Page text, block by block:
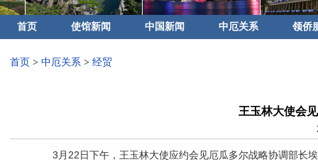
首页 使馆新闻 中国新闻 中厄关系 领侨
首页 > 中厄关系 > 经贸
王玉林大使会
3 月 22日下午，王玉林大使应约会见厄瓜多尔战略协调部长